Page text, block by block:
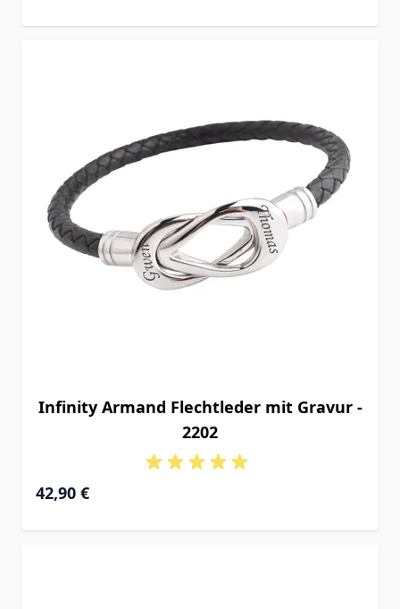
Infinity Armand Flechtleder mit Gravur -
2202
42,90 €